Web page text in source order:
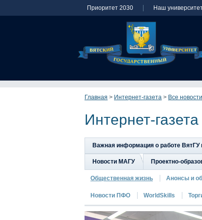
Приоритет 2030 Наш
Главная > Интернет-газета > Все новости
Интернет-газета
Важная информация о работе ВятГУ
Новости МАГУ Проектно-
Общественная жизнь Анонсы и
Новости ПФО WorldSkills